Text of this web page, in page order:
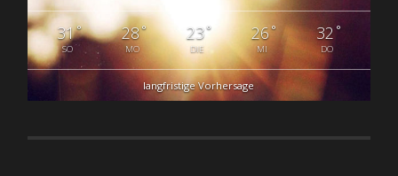
31°
SO
28°
MO
23°
DIE
26°
MI
32 °
DO
langfristige Vorhersage